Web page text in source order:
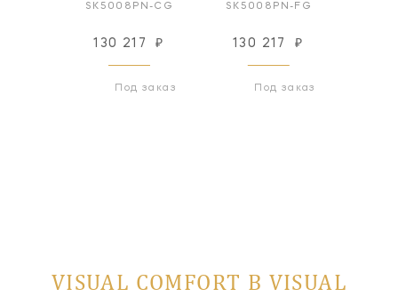
SK5008PN-CG
130 217 ₽
Под заказ
SK5008PN-FG
130 217 ₽
Под заказ
VISUAL COMFORT В VISUAL